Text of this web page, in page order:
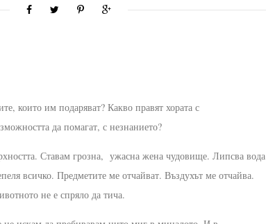
които им подаряват? Какво правят хората с
да помагат, с незнанието?
Ставам грозна, ужасна жена чудовище. Липсва вода
всичко. Предметите ме отчайват. Въздухът ме отчайва.
не е спряло да тича.